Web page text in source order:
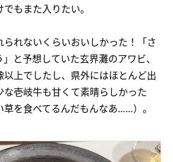
もまた入りたい。
れないくらいおいしかった！「さ
と予想していた玄界灘のアワビ、
以上でしたし、県外にはほとんど出
な壱岐牛も甘くて素晴らしかった
草を食べてるんだもんなあ……）。